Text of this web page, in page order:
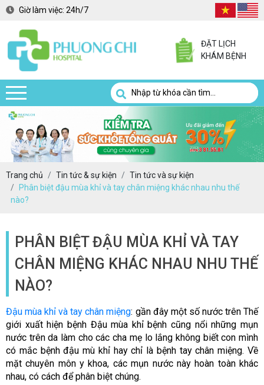
Giờ làm việc: 24h/7
ĐẶT LỊCH
KHÁM BỆNH
Trang chủ Tin tức & sự kiện
Tin tức và sự kiện
Phân biệt đậu mùa khỉ và tay chân miệng khác nhau nhu thế
nào?
PHÂN BIỆT ĐẬU MÙA KHỈ VÀ TAY
CHÂN MIỆNG KHÁC NHAU NHU THẾ
NÀO?
Đậu mùa khỉ và tay chân miệng: gần đây một số nước trên Thế
giới xuất hiện bệnh Đậu mùa khỉ bệnh cũng nổi những mụn
nước trên da làm cho các cha mẹ lo lắng không biết con mình
có mắc bệnh đậu mù khỉ hay chỉ là bệnh tay chân miệng. Về
mặt chuyên môn y khoa, các mụn nước này hoàn toàn khác
nhau, có cách để phân biệt chúng.